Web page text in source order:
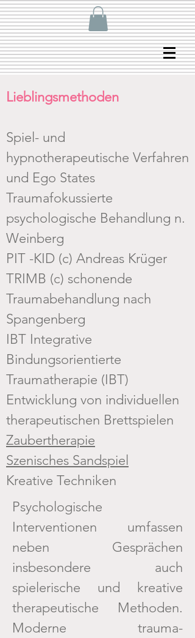
Lieblingsmethoden
Spiel- und
hypnotherapeutische Verfahren
und Ego States
Traumafokussierte
psychologische Behandlung n.
Weinberg
PIT -KID (c) Andreas Krüger
TRIMB (c) schonende
Traumabehandlung nach
Spangenberg
IBT Integrative
Bindungsorientierte
Traumatherapie (IBT)
Entwicklung von individuellen
therapeutischen Brettspielen
Zaubertherapie
Szenisches Sandspiel
Kreative Techniken
Psychologische
Interventionen umfassen
neben Gesprächen
insbesondere auch
spielerische und kreative
therapeutische Methoden.
Moderne trauma-